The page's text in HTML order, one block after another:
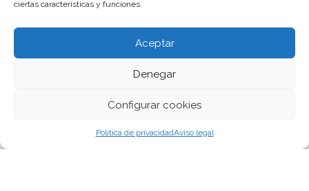
ciertas características y funciones.
Aceptar
Denegar
Configurar cookies
Política de privacidadAviso legal
Los datos no se comunicarán a ningún tercero ajeno
por usuarios de los servicios En los casos en que el
personal en los servidores de alojamiento